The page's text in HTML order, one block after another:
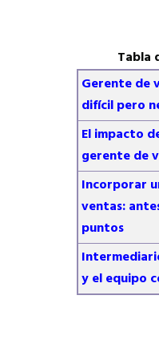
Tabla
Gerente de
difícil pero
El impacto
gerente de
Incorporar
ventas:
puntos
y el equipo